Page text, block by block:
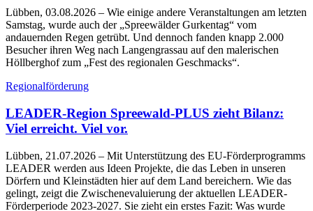
Lübben, 03.08.2026 – Wie einige andere Veranstaltungen am letzten
Samstag, wurde auch der „Spreewälder Gurkentag“ vom
andauernden Regen getrübt. Und dennoch fanden knapp 2.000
Besucher ihren Weg nach Langengrassau auf den malerischen
Höllberghof zum „Fest des regionalen Geschmacks“.
Regionalförderung
LEADER-Region Spreewald-PLUS zieht Bilanz:
Viel erreicht. Viel vor.
Lübben, 21.07.2026 – Mit Unterstützung des EU-Förderprogramms
LEADER werden aus Ideen Projekte, die das Leben in unseren
Dörfern und Kleinstädten hier auf dem Land bereichern. Wie das
gelingt, zeigt die Zwischenevaluierung der aktuellen LEADER-
Förderperiode 2023-2027. Sie zieht ein erstes Fazit: Was wurde